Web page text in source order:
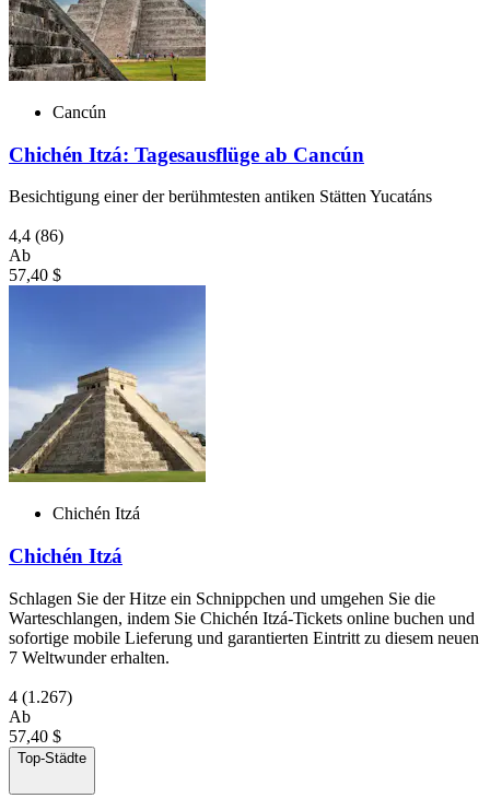
Cancún
Chichén Itzá: Tagesausflüge ab Cancún
Besichtigung einer der berühmtesten antiken Stätten Yucatáns
4,4 (86)
Ab
57,40 $
Chichén Itzá
Chichén Itzá
Schlagen Sie der Hitze ein Schnippchen und umgehen Sie die
Warteschlangen, indem Sie Chichén Itzá-Tickets online buchen und
sofortige mobile Lieferung und garantierten Eintritt zu diesem neuen
7 Weltwunder erhalten.
4 (1.267)
Ab
57,40 $
Top-Städte